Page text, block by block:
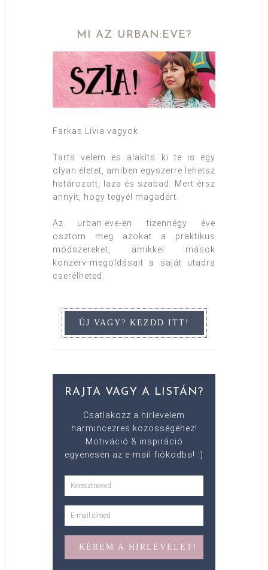
MI AZ URBAN:EVE?
Farkas Lívia vagyok.
Tarts velem és alakíts ki te is egy
olyan életet, amiben egyszerre lehetsz
határozott, laza és szabad. Mert érsz
annyit, hogy tegyél magadért.
Az urban:eve-en tizennégy éve
osztom meg azokat a praktikus
módszereket, amikkel mások
konzerv-megoldásait a saját utadra
cserélheted.
RAJTA VAGY A LISTÁN?
Csatlakozz a hírlevelem
harmincezres közösségéhez!
Motiváció & inspiráció
egyenesen az e-mail fiókodba! :)